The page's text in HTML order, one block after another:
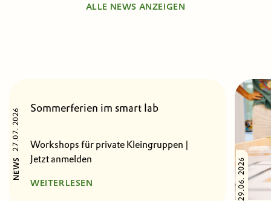
ALLE NEWS ANZEIGEN
NEWS
27.07. 2026 Sommerferien im smart lab
Workshops für private Kleingruppen |
Jetzt anmelden
WEITERLESEN 29.06. 2026